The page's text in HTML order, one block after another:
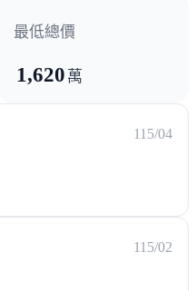
最低總價
1,620 萬
115/04
115/02